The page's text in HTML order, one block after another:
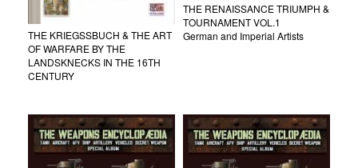
THE KRIEGSSBUCH & THE ART
OF WARFARE BY THE
LANDSKNECKS IN THE 16TH
CENTURY
THE RENAISSANCE TRIUMPH &
TOURNAMENT VOL.1
German and Imperial Artists